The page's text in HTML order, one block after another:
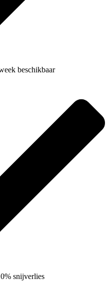
beschikbaar
snijverlies